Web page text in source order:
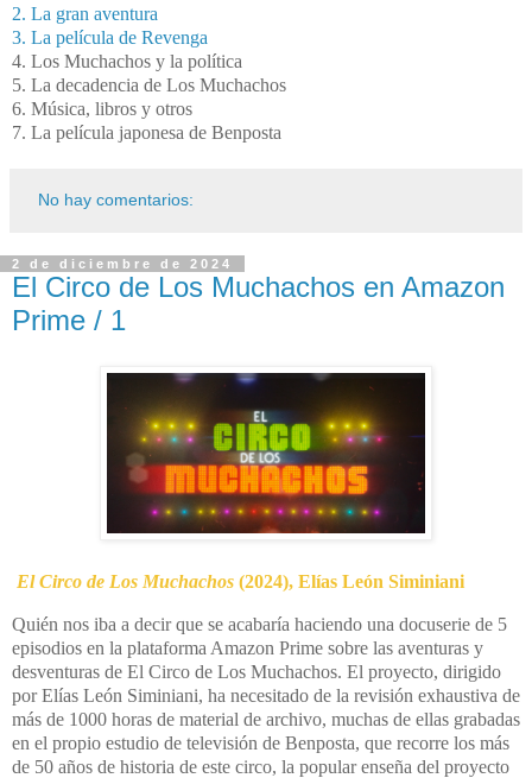
2. La gran aventura
3. La película de Revenga
4. Los Muchachos y la política
5. La decadencia de Los Muchachos
6. Música, libros y otros
7. La película japonesa de Benposta
No hay comentarios:
2 de diciembre de 2024
El Circo de Los Muchachos en Amazon
Prime / 1
El Circo de Los Muchachos (2024), Elías León Siminiani
Quién nos iba a decir que se acabaría haciendo una docuserie de 5
episodios en la plataforma Amazon Prime sobre las aventuras y
desventuras de El Circo de Los Muchachos. El proyecto, dirigido
por Elías León Siminiani, ha necesitado de la revisión exhaustiva de
más de 1000 horas de material de archivo, muchas de ellas grabadas
en el propio estudio de televisión de Benposta, que recorre los más
de 50 años de historia de este circo, la popular enseña del proyecto